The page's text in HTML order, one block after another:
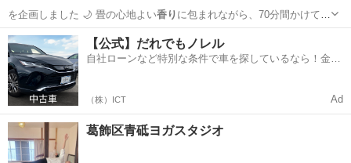
を企画しました 🌙 畳の心地よい香り に包まれながら、70分間かけて体
をじん…
埼玉 所沢市 新所沢駅 ヨガ
【公式】だれでもノレル
自社ローンなど特別な条件で車を探しているなら！金利
（株）ICT Ad
葛飾区青砥ヨガスタジオ